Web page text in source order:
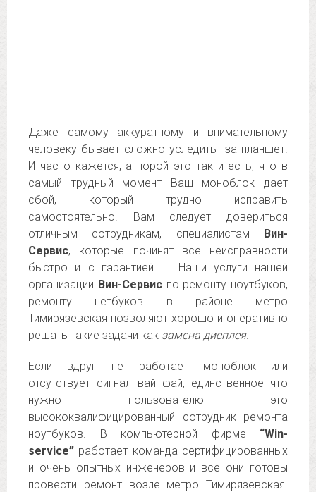
Даже самому аккуратному и внимательному
человеку бывает сложно уследить за планшет.
И часто кажется, а порой это так и есть, что в
самый трудный момент Ваш моноблок дает
сбой, который трудно исправить
самостоятельно. Вам следует довериться
отличным сотрудникам, специалистам Вин-
Сервис, которые починят все неисправности
быстро и с гарантией. Наши услуги нашей
организации Вин-Сервиспо ремонту ноутбуков,
ремонту нетбуков в районе метро
Тимирязевская позволяют хорошо и оперативно
решать такие задачи как замена дисплея.
Если вдруг не работает моноблок или
отсутствует сигнал вай фай, единственное что
нужно пользователю это
высококвалифицированный сотрудник ремонта
ноутбуков. В компьютерной фирме “Win-
service” работает команда сертифицированных
и очень опытных инженеров и все они готовы
провести ремонт возле метро Тимирязевская.